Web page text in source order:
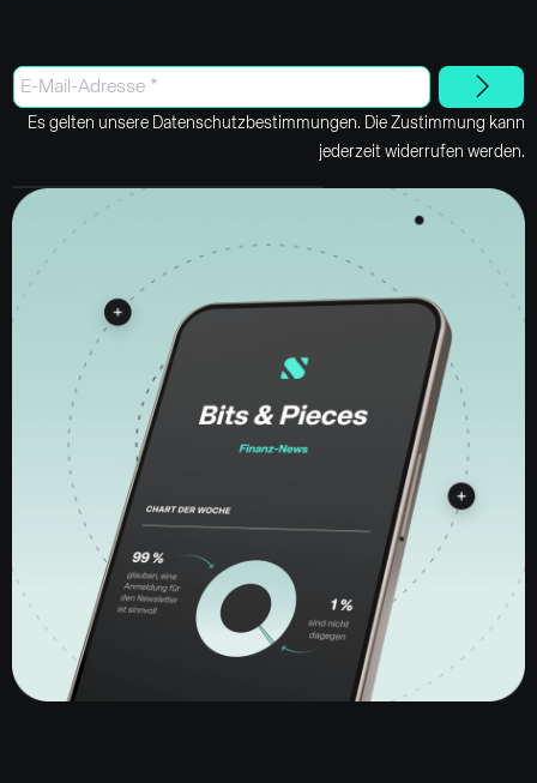
Es gelten unsere Datenschutzbestimmungen. Die Zustimmung kann
jederzeit widerrufen werden.